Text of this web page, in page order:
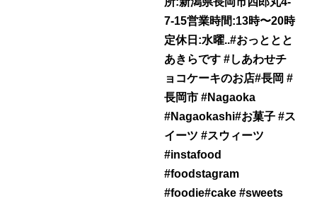
7-15営業時間:13時〜20時
定休日:水曜..#おっととと
あきらです #しあわせチ
ョコケーキのお店#長岡 #
長岡市 #Nagaoka
#Nagaokashi#お菓子 #ス
イーツ #スウィーツ
#instafood
#foodstagram
#foodie#cake #sweets